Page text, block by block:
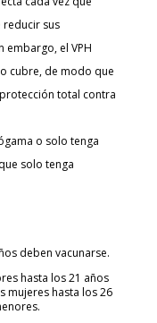
reducir sus
embargo, el VPH
cubre, de modo que
total contra
o solo tenga
solo tenga
deben vacunarse.
hasta los 21 años
mujeres hasta los 26